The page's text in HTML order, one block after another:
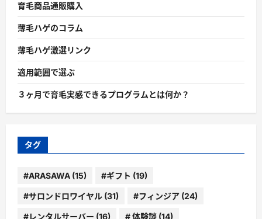
育毛商品通販購入
薄毛ハゲのコラム
薄毛ハゲ激選リンク
適用範囲で選ぶ
３ヶ月で育毛実感できるプログラムとは何か？
タグ
#ARASAWA (15) #ギフト (19)
#サロンドロワイヤル (31) #フィンジア (24)
#レンタルサーバー (16) # 体験談 (14)